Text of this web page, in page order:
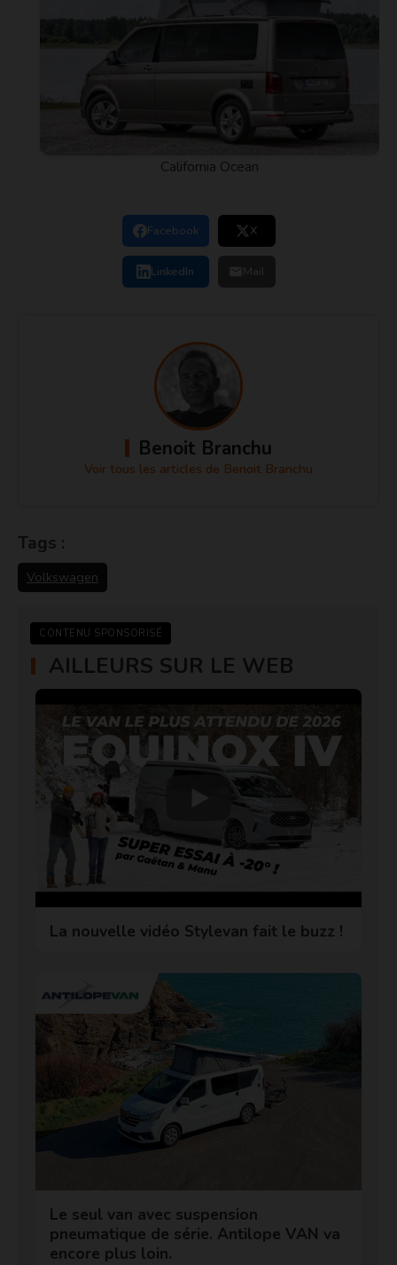
California Ocean
Facebook X
LinkedIn
Benoit Branchu
Voir tous les articles de Benoit Branchu
Tags :
Volkswagen
CONTENU SPONSORISÉ
AILLEURS SUR LE WEB
La nouvelle vidéo Stylevan fait le buzz !
Le seul van avec suspension
pneumatique de série. Antilope VAN va
encore plus loin.